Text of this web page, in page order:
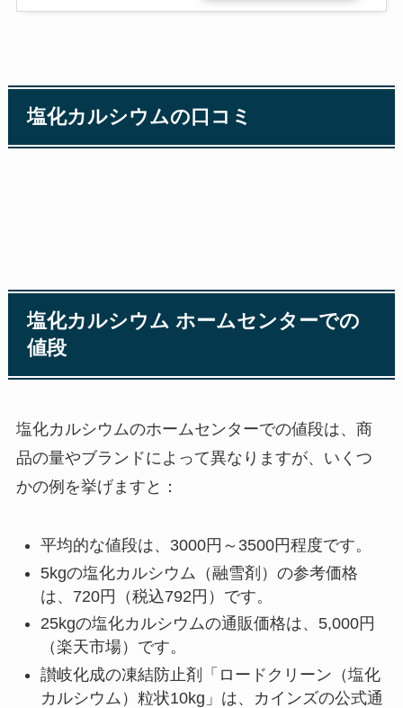
塩化カルシウムの口コミ
塩化カルシウム ホームセンターでの
値段
塩化カルシウムのホームセンターでの値段は、商
品の量やブランドによって異なりますが、いくつ
かの例を挙げますと：
平均的な値段は、3000円～3500円程度です。
5kgの塩化カルシウム（融雪剤）の参考価格
は、720円（税込792円）です。
25kgの塩化カルシウムの通販価格は、5,000円
（楽天市場）です。
讃岐化成の凍結防止剤「ロードクリーン（塩化
カルシウム）粒状10kg」は、カインズの公式通